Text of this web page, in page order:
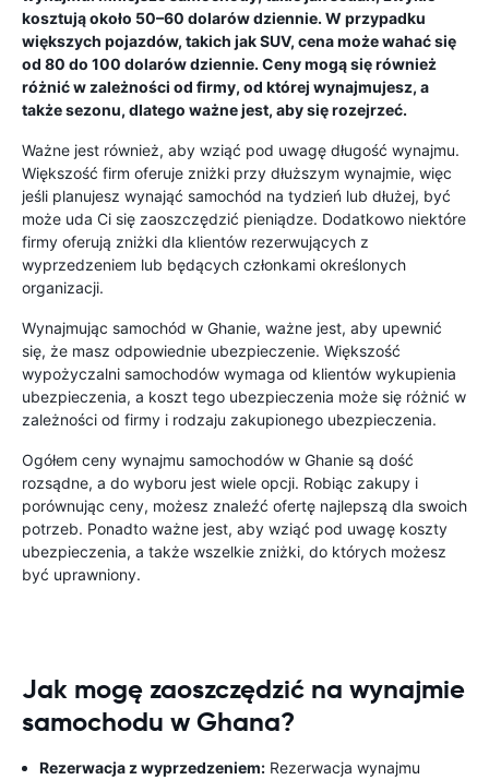
kosztują około 50–60 dolarów dziennie. W przypadku
większych pojazdów, takich jak SUV, cena może wahać się
od 80 do 100 dolarów dziennie. Ceny mogą się również
różnić w zależności od firmy, od której wynajmujesz, a
także sezonu, dlatego ważne jest, aby się rozejrzeć.
Ważne jest również, aby wziąć pod uwagę długość wynajmu.
Większość firm oferuje zniżki przy dłuższym wynajmie, więc
jeśli planujesz wynająć samochód na tydzień lub dłużej, być
może uda Ci się zaoszczędzić pieniądze. Dodatkowo niektóre
firmy oferują zniżki dla klientów rezerwujących z
wyprzedzeniem lub będących członkami określonych
organizacji.
Wynajmując samochód w Ghanie, ważne jest, aby upewnić
się, że masz odpowiednie ubezpieczenie. Większość
wypożyczalni samochodów wymaga od klientów wykupienia
ubezpieczenia, a koszt tego ubezpieczenia może się różnić w
zależności od firmy i rodzaju zakupionego ubezpieczenia.
Ogółem ceny wynajmu samochodów w Ghanie są dość
rozsądne, a do wyboru jest wiele opcji. Robiąc zakupy i
porównując ceny, możesz znaleźć ofertę najlepszą dla swoich
potrzeb. Ponadto ważne jest, aby wziąć pod uwagę koszty
ubezpieczenia, a także wszelkie zniżki, do których możesz
być uprawniony.
Jak mogę zaoszczędzić na wynajmie
samochodu w Ghana?
Rezerwacja z wyprzedzeniem: Rezerwacja wynajmu